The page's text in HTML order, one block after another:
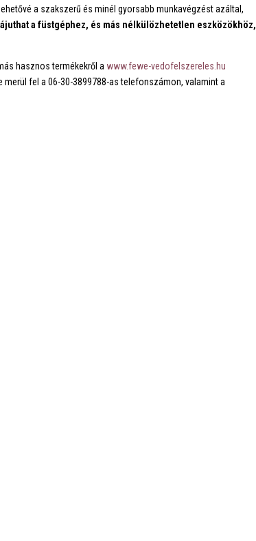
a szakszerű és minél gyorsabb munkavégzést azáltal,
a füstgéphez, és más nélkülözhetetlen eszközökhöz,
hasznos termékekről a www.fewe-vedofelszereles.hu
fel a 06-30-3899788-as telefonszámon, valamint a